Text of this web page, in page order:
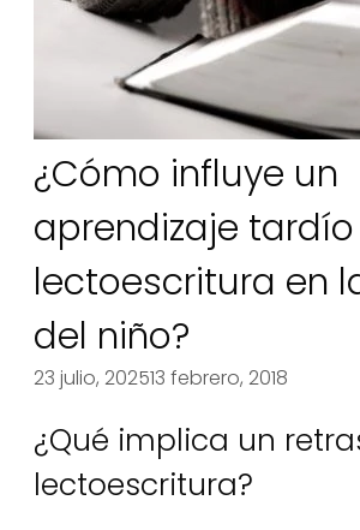
¿Cómo influye un
aprendizaje
lectoescritura en
del niño?
23 julio, 202513 febrero, 2018
¿Qué implica un
lectoescritura?